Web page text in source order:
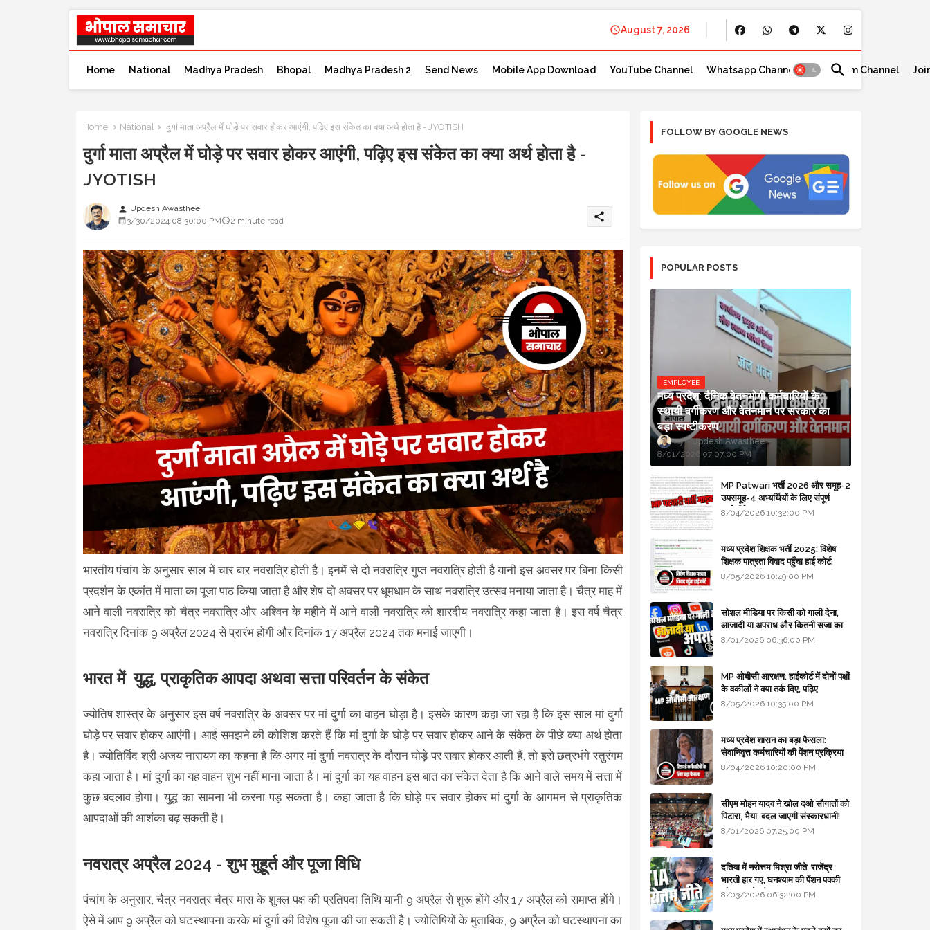
August 7, 2026
Home National Madhya Pradesh Bhopal Madhya Pradesh 2 Send News Mobile App Download YouTube Channel Whatsapp Channel Telegram Channel
Home National दुर्गा माता अप्रैल में घोड़े पर सवार होकर आएंगी, पढ़िए इस संकेत का क्या अर्थ होता है - JYOTISH
दुर्गा माता अप्रैल में घोड़े पर सवार होकर आएंगी, पढ़िए इस संकेत का क्या अर्थ होता है -
JYOTISH
person Updesh Awasthee
3/30/2024 08:30:00 PM
2 minute read share
भारतीय पंचांग के अनुसार साल में चार बार नवरात्रि होती है। इनमें से दो नवरात्रि गुप्त नवरात्रि होती है यानी इस अवसर पर बिना किसी
प्रदर्शन के एकांत में माता का पूजा पाठ किया जाता है और शेष दो अवसर पर धूमधाम के साथ नवरात्रि उत्सव मनाया जाता है। चैत्र माह में
आने वाली नवरात्रि को चैत्र नवरात्रि और अश्विन के महीने में आने वाली नवरात्रि को शारदीय नवरात्रि कहा जाता है। इस वर्ष चैत्र
नवरात्रि दिनांक 9 अप्रैल 2024 से प्रारंभ होगी और दिनांक 17 अप्रैल 2024 तक मनाई जाएगी।
भारत में युद्ध, प्राकृतिक आपदा अथवा सत्ता परिवर्तन के संकेत
ज्योतिष शास्त्र के अनुसार इस वर्ष नवरात्रि के अवसर पर मां दुर्गा का वाहन घोड़ा है। इसके कारण कहा जा रहा है कि इस साल मां दुर्गा
घोड़े पर सवार होकर आएंगी। आई समझने की कोशिश करते हैं कि मां दुर्गा के घोड़े पर सवार होकर आने के संकेत के पीछे क्या अर्थ होता
है। ज्योतिर्विद श्री अजय नारायण का कहना है कि अगर मां दुर्गा नवरात्र के दौरान घोड़े पर सवार होकर आती हैं, तो इसे छत्रभंगे स्तुरंगम
कहा जाता है। मां दुर्गा का यह वाहन शुभ नहीं माना जाता है। मां दुर्गा का यह वाहन इस बात का संकेत देता है कि आने वाले समय में सत्ता में
कुछ बदलाव होगा। युद्ध का सामना भी करना पड़ सकता है। कहा जाता है कि घोड़े पर सवार होकर मां दुर्गा के आगमन से प्राकृतिक
आपदाओं की आशंका बढ़ सकती है।
नवरात्र अप्रैल 2024 - शुभ मुहूर्त और पूजा विधि
पंचांग के अनुसार, चैत्र नवरात्र चैत्र मास के शुक्ल पक्ष की प्रतिपदा तिथि यानी 9 अप्रैल से शुरू होंगे और 17 अप्रैल को समाप्त होंगे।
ऐसे में आप 9 अप्रैल को घटस्थापना करके मां दुर्गा की विशेष पूजा की जा सकती है। ज्योतिषियों के मुताबिक, 9 अप्रैल को घटस्थापना का
FOLLOW BY GOOGLE NEWS
POPULAR POSTS
EMPLOYEE
मध्य प्रदेश: दैनिक वेतनभोगी कर्मचारियों के
स्थायी वर्गीकरण और वेतनमान पर सरकार का
बड़ा स्पष्टीकरण
Updesh Awasthee
8/01/2026 07:07:00 PM
MP Patwari भर्ती 2026 और समूह-2
उपसमूह-4 अभ्यर्थियों के लिए संपूर्ण
मार्गदर्शिका
8/04/2026 10:32:00 PM
मध्य प्रदेश शिक्षक भर्ती 2025: विशेष
शिक्षक पात्रता विवाद पहुँचा हाई कोर्ट;
सरकार से माँगा जवाब
8/05/2026 10:49:00 PM
सोशल मीडिया पर किसी को गाली देना,
आजादी या अपराध और कितनी सजा का
प्रावधान - free legal advice
8/01/2026 06:36:00 PM
MP ओबीसी आरक्षण: हाईकोर्ट में दोनों पक्षों
के वकीलों ने क्या तर्क दिए, पढ़िए
8/05/2026 10:35:00 PM
मध्य प्रदेश शासन का बड़ा फैसला:
सेवानिवृत्त कर्मचारियों की पेंशन प्रक्रिया
और बजट कोडिंग में हुए क्रांतिकारी
8/04/2026 10:20:00 PM
सीएम मोहन यादव ने खोल दओ सौगातों को
पिटारा, भैया, बदल जाएगी संस्कारधानी!
8/01/2026 07:25:00 PM
दतिया में नरोत्तम मिश्रा जीते, राजेंद्र
भारती हार गए, घनश्याम की पेंशन पक्की
और आशुतोष बैक टू...
8/03/2026 06:32:00 PM